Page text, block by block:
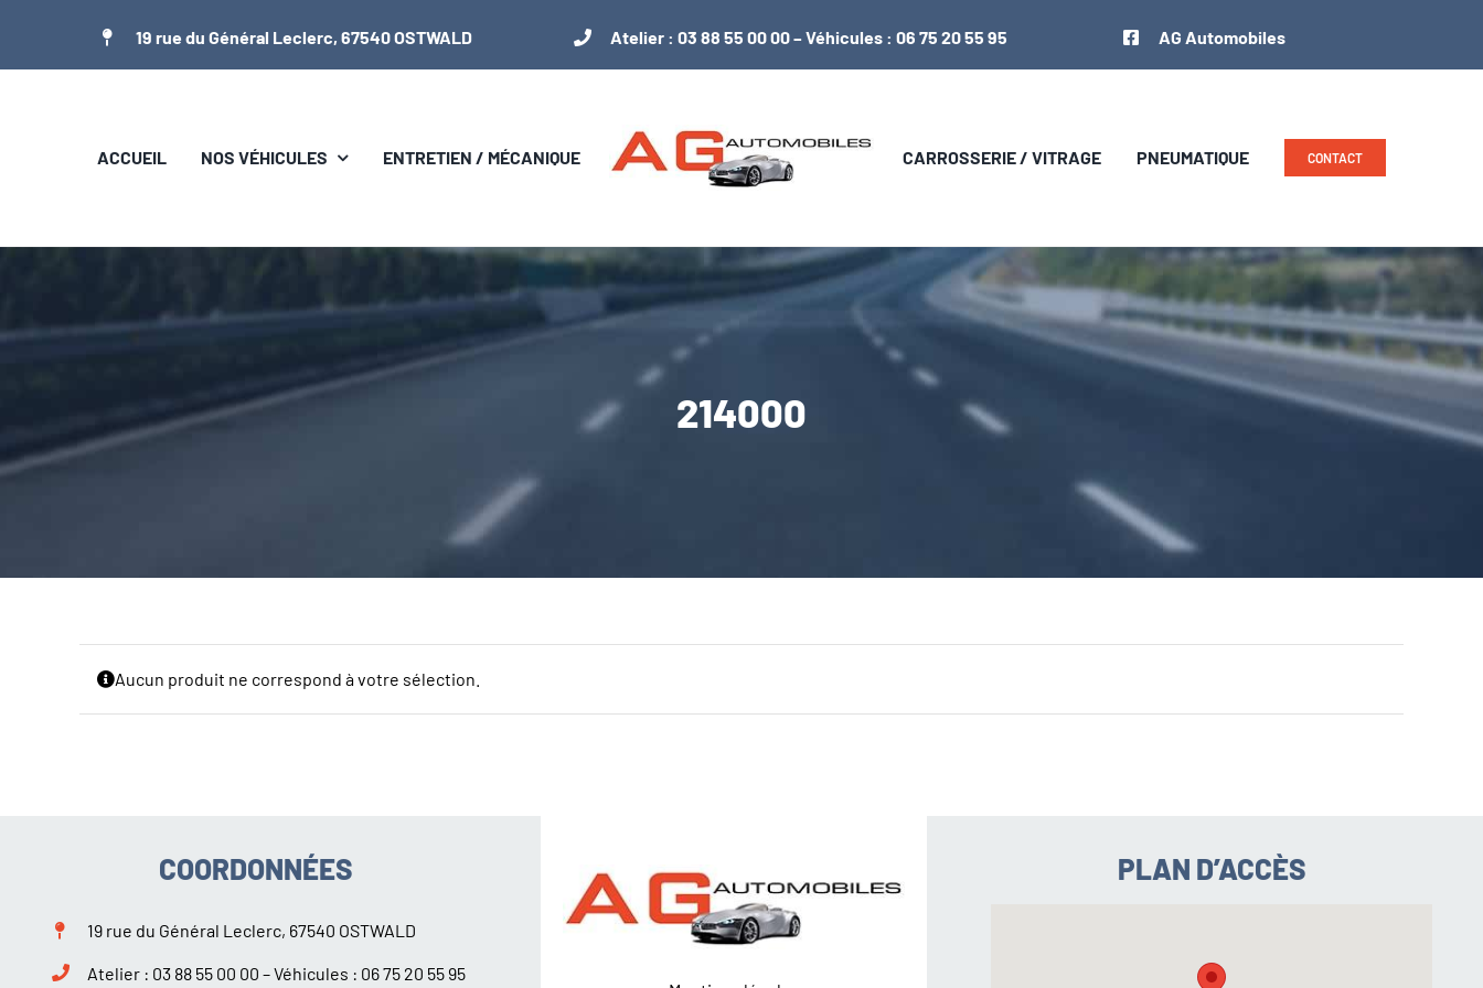
contenu
19 rue du Général Leclerc, 67540 OSTWALD Atelier : 03 88 55 00 00– Véhicules : 06 75 20 55 95 AG Automobiles
ACCUEIL NOS VÉHICULES ENTRETIEN / MÉCANIQUE CARROSSERIE / VITRAGE PNEUMATIQUE CONTACT
214000
Aucun produit ne correspond à votre sélection.
COORDONNÉES
19 rue du Général Leclerc, 67540 OSTWALD
Atelier : 03 88 55 00 00 – Véhicules : 06 75 20 55 95
PLAN D’ACCÈS